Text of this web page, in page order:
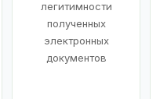
легитимности
полученных
электронных
документов